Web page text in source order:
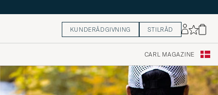
KUNDERÅDGIVNING STILRÅD
CARL MAGAZINE